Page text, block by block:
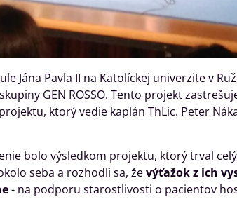
Jána Pavla II na Katolíckej univerzite v
GEN ROSSO. Tento projekt
ktorý vedie kaplán ThLic. Peter
bolo výsledkom projektu, ktorý trval
seba a rozhodli sa, ževýťažok z ich
- na podporu starostlivosti o pacientov